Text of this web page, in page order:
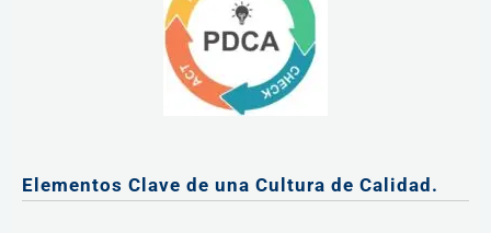
Elementos Clave de una Cultura de Calidad.